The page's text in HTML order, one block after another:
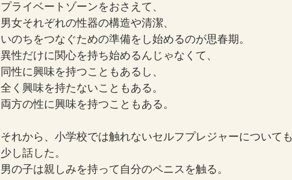
プライベートゾーンをおさえて、
男女それぞれの性器の構造や清潔、
いのちをつなぐための準備をし始めるのが思春期。
異性だけに関心を持ち始めるんじゃなくて、
同性に興味を持つこともあるし、
全く興味を持たないこともある。
両方の性に興味を持つこともある。
それから、小学校では触れないセルフプレジャーについても
少し話した。
男の子は親しみを持って自分のペニスを触る。